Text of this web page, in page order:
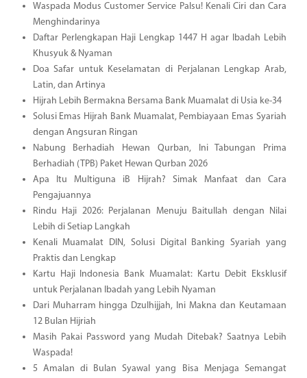
Waspada Modus Customer Service Palsu! Kenali Ciri dan Cara
Menghindarinya
Daftar Perlengkapan Haji Lengkap 1447 H agar Ibadah Lebih
Khusyuk & Nyaman
Doa Safar untuk Keselamatan di Perjalanan Lengkap Arab,
Latin, dan Artinya
Hijrah Lebih Bermakna Bersama Bank Muamalat di Usia ke-34
Solusi Emas Hijrah Bank Muamalat, Pembiayaan Emas Syariah
dengan Angsuran Ringan
Nabung Berhadiah Hewan Qurban, Ini Tabungan Prima
Berhadiah (TPB) Paket Hewan Qurban 2026
Apa Itu Multiguna iB Hijrah? Simak Manfaat dan Cara
Pengajuannya
Rindu Haji 2026: Perjalanan Menuju Baitullah dengan Nilai
Lebih di Setiap Langkah
Kenali Muamalat DIN, Solusi Digital Banking Syariah yang
Praktis dan Lengkap
Kartu Haji Indonesia Bank Muamalat: Kartu Debit Eksklusif
untuk Perjalanan Ibadah yang Lebih Nyaman
Dari Muharram hingga Dzulhijjah, Ini Makna dan Keutamaan
12 Bulan Hijriah
Masih Pakai Password yang Mudah Ditebak? Saatnya Lebih
Waspada!
5 Amalan di Bulan Syawal yang Bisa Menjaga Semangat